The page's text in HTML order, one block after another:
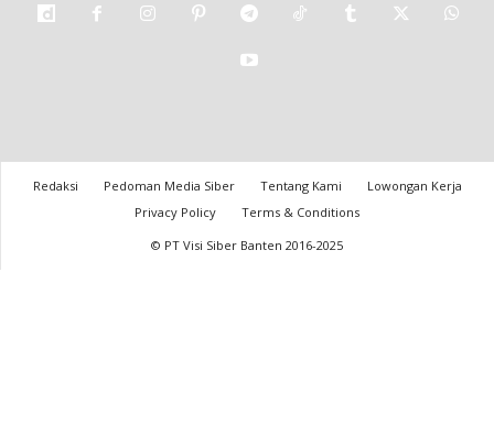
Redaksi Pedoman Media Siber Tentang Kami
Lowongan Kerja
Privacy Policy
Terms & Conditions
© PT Visi Siber Banten 2016-2025